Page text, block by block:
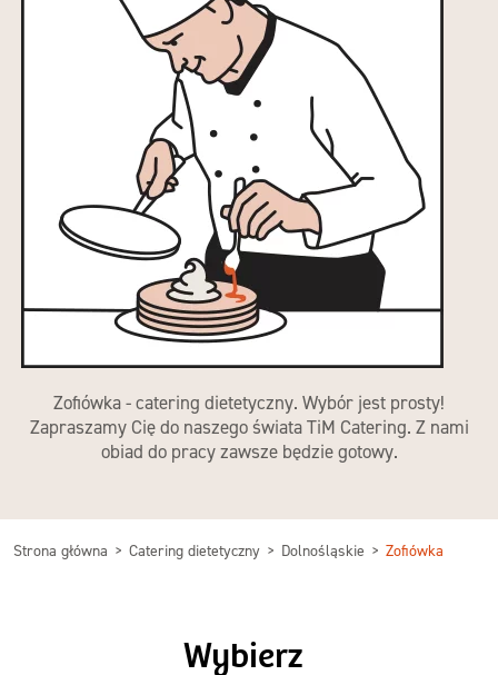
Zofiówka - catering dietetyczny. Wybór jest prosty!
Zapraszamy Cię do naszego świata TiM Catering. Z nami
obiad do pracy zawsze będzie gotowy.
Strona główna Catering dietetyczny Dolnośląskie Zofiówka
Wybierz